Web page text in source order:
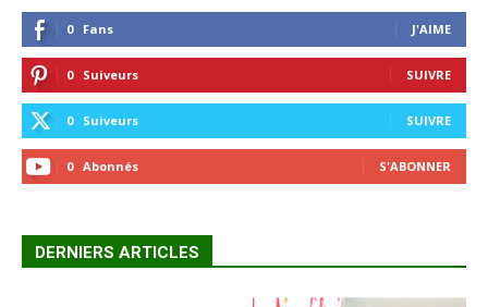
0 Fans J'AIME
0 Suiveurs SUIVRE
0 Suiveurs SUIVRE
0 Abonnés S'ABONNER
DERNIERS ARTICLES